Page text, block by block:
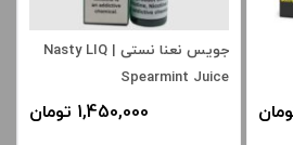
جویس نعنا نستی | Nasty LIQ
Spearmint Juice
1,450,000 تومان